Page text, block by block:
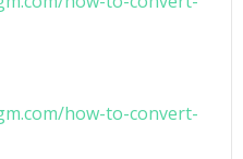
how-to-convert-